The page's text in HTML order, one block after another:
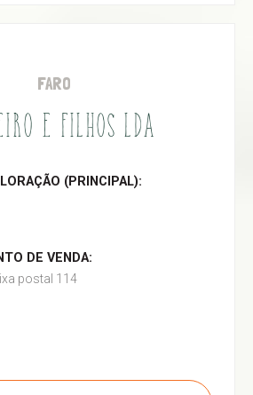
FARO
E FILHOS LDA
(PRINCIPAL):
DE VENDA:
postal 114